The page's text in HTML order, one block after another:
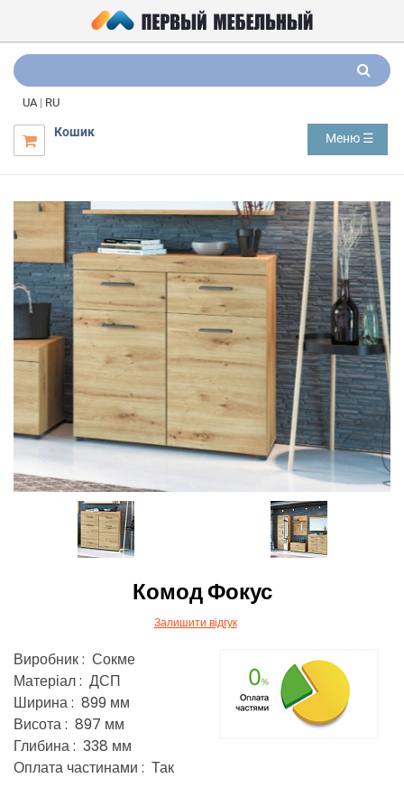
UA | RU

Кошик Меню ☰
Комод Фокус
Залишити відгук
Виробник : Сокме
Матеріал : ДСП
Ширина : 899 мм
Висота : 897 мм
Глибина : 338 мм
Оплата частинами : Так